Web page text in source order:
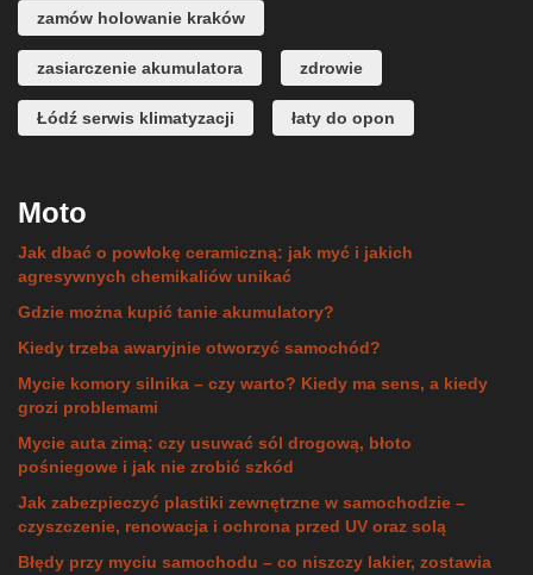
zamów holowanie kraków
zasiarczenie akumulatora zdrowie
Łódź serwis klimatyzacji łaty do opon
Moto
Jak dbać o powłokę ceramiczną: jak myć i jakich
agresywnych chemikaliów unikać
Gdzie można kupić tanie akumulatory?
Kiedy trzeba awaryjnie otworzyć samochód?
Mycie komory silnika – czy warto? Kiedy ma sens, a kiedy
grozi problemami
Mycie auta zimą: czy usuwać sól drogową, błoto
pośniegowe i jak nie zrobić szkód
Jak zabezpieczyć plastiki zewnętrzne w samochodzie –
czyszczenie, renowacja i ochrona przed UV oraz solą
Błędy przy myciu samochodu – co niszczy lakier, zostawia